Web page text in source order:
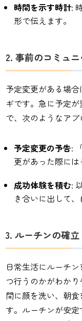
時間を示す時計:
形で伝えます。
2. 事前のコミュ
予定変更がある場
ギです。急に予定
で、次のようなアプ
予定変更の予告:
更があった際には
成功体験を積む:
き合いに出して、
3. ルーチンの確立
日常生活にルーチ
つ行うのかがわか
間に顔を洗い、朝
す。ルーチンが安